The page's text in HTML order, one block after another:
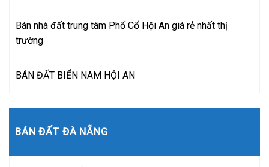
Bán nhà đất trung tâm Phố Cổ Hội An giá rẻ nhất thị
trường
BÁN ĐẤT BIỂN NAM HỘI AN
BÁN ĐẤT ĐÀ NẴNG